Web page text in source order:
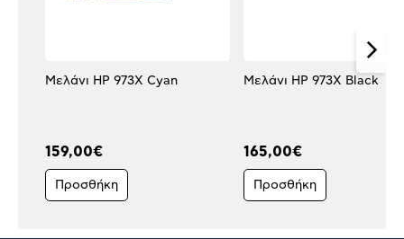
Μελάνι HP 973X Cyan
159,00€
Προσθήκη
Μελάνι HP 973X Black
165,00€
Προσθήκη